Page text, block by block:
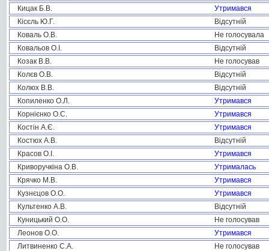
Кицак Б.В.
Утримався
Кісєль Ю.Г.
Відсутній
Коваль О.В.
Не голосувала
Ковальов О.І.
Відсутній
Козак В.В.
Не голосував
Колєв О.В.
Відсутній
Колюх В.В.
Відсутній
Копиленко О.Л.
Утримався
Корнієнко О.С.
Утримався
Костін А.Є.
Утримався
Костюх А.В.
Відсутній
Красов О.І.
Утримався
Криворучкіна О.В.
Утрималась
Крячко М.В.
Утримався
Кузнєцов О.О.
Утримався
Культенко А.В.
Відсутній
Куницький О.О.
Не голосував
Леонов О.О.
Утримався
Литвиненко С.А.
Не голосував